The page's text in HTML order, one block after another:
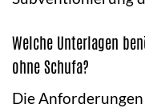
Welche Unterlagen
ohne Schufa?
Die